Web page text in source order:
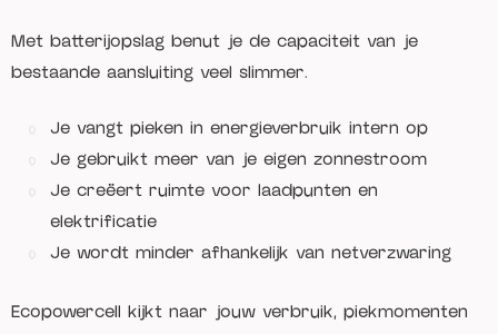
Met batterijopslag benut je de capaciteit van je
bestaande aansluiting veel slimmer.
Je vangt pieken in energieverbruik intern op
Je gebruikt meer van je eigen zonnestroom
Je creëert ruimte voor laadpunten en
elektrificatie
Je wordt minder afhankelijk van netverzwaring
Ecopowercell kijkt naar jouw verbruik, piekmomenten